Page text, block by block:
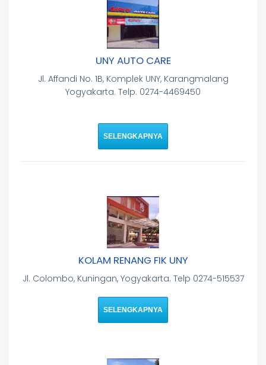
UNY AUTO CARE
Jl. Affandi No. 1B, Komplek UNY, Karangmalang
Yogyakarta. Telp. 0274-4469450
SELENGKAPNYA
KOLAM RENANG FIK UNY
Jl. Colombo, Kuningan, Yogyakarta. Telp 0274-515537
SELENGKAPNYA